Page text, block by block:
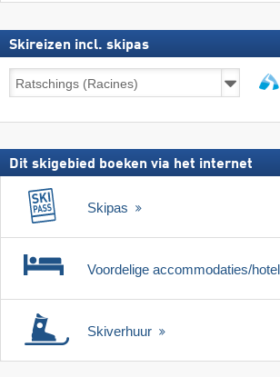
Skireizen incl. skipas
incl.
Dit skigebied boeken via het internet
Skipas
Voordelige accommodaties/
Skiverhuur